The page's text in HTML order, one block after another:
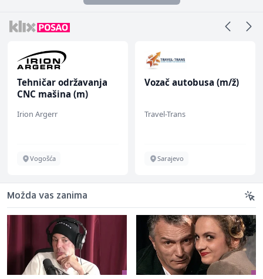
Tehničar održavanja
CNC mašina (m)
Irion Argerr
Vogošća
Vozač autobusa (m/ž)
Travel-Trans
Sarajevo
Možda vas zanima